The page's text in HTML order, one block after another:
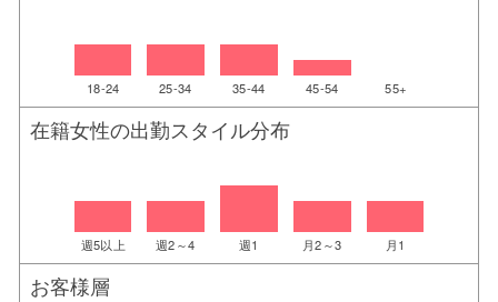
18-24 25-34 35-44 45-54 55+
在籍女性の出勤スタイル分布
週5以上 週2～4 週1 月2～3 月1
お客様層